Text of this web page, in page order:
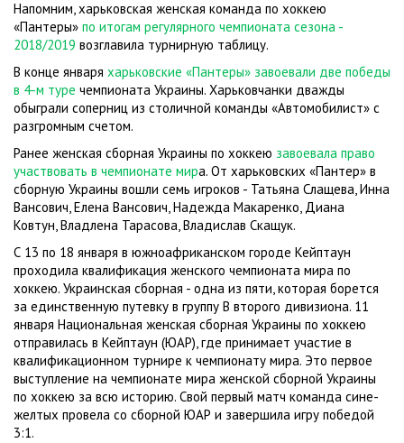
Напомним, харьковская женская команда по хоккею
«Пантеры» по итогам регулярного чемпионата сезона -
2018/2019 возглавила турнирную таблицу.
В конце января харьковские «Пантеры» завоевали две победы
в 4-м туре чемпионата Украины. Харьковчанки дважды
обыграли соперниц из столичной команды «Автомобилист» с
разгромным счетом.
Ранее женская сборная Украины по хоккею завоевала право
участвовать в чемпионате мира. От харьковских «Пантер» в
сборную Украины вошли семь игроков - Татьяна Слащева, Инна
Вансович, Елена Вансович, Надежда Макаренко, Диана
Ковтун, Владлена Тарасова, Владислав Скащук.
С 13 по 18 января в южноафриканском городе Кейптаун
проходила квалификация женского чемпионата мира по
хоккею. Украинская сборная - одна из пяти, которая борется
за единственную путевку в группу В второго дивизиона. 11
января Национальная женская сборная Украины по хоккею
отправилась в Кейптаун (ЮАР), где принимает участие в
квалификационном турнире к чемпионату мира. Это первое
выступление на чемпионате мира женской сборной Украины
по хоккею за всю историю. Свой первый матч команда сине-
желтых провела со сборной ЮАР и завершила игру победой
3:1.